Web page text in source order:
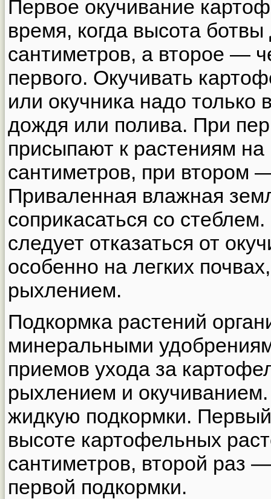
Первое окучивание
время, когда высота
сантиметров, а второе —
первого. Окучивать
или окучника надо только
дождя или полива. При
присыпают к растениям
сантиметров, при втором
Приваленная влажная
соприкасаться со
следует отказаться от
особенно на легких
рыхлением.
Подкормка растений
минеральными
приемов ухода за
рыхлением и
жидкую подкормки.
высоте картофельных
сантиметров, второй раз
первой подкормки.